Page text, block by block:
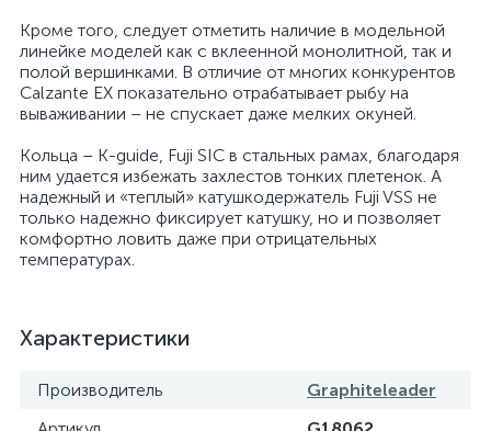
Кроме того, следует отметить наличие в модельной
линейке моделей как с вклеенной монолитной, так и
полой вершинками. В отличие от многих конкурентов
Calzante EX показательно отрабатывает рыбу на
вываживании – не спускает даже мелких окуней.
Кольца – K-guide, Fuji SIC в стальных рамах, благодаря
ним удается избежать захлестов тонких плетенок. А
надежный и «теплый» катушкодержатель Fuji VSS не
только надежно фиксирует катушку, но и позволяет
комфортно ловить даже при отрицательных
температурах.
Характеристики
Производитель
Graphiteleader